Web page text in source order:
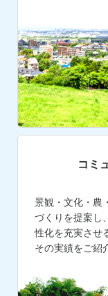
コミ
景観・文化・農
づくりを提案し
性化を充実させ
その実績をご紹